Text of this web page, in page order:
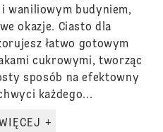
waniliowym budyniem,
okazje. Ciasto dla
łatwo gotowym
cukrowymi, tworząc
sposób na efektowny
każdego...
POKAŻ WIĘCEJ +